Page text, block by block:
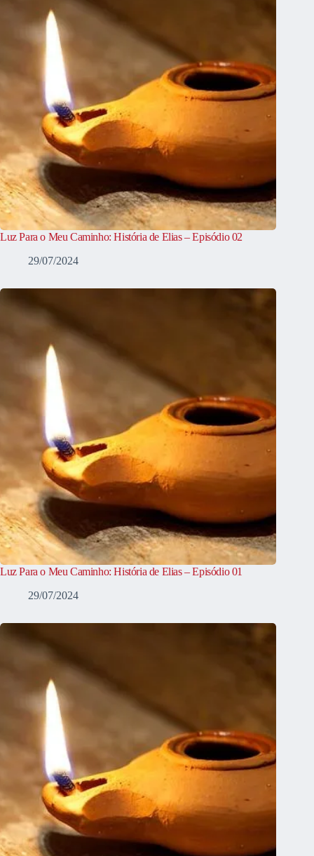
Luz Para o Meu Caminho: História de Elias – Episódio 02
29/07/2024
Luz Para o Meu Caminho: História de Elias – Episódio 01
29/07/2024